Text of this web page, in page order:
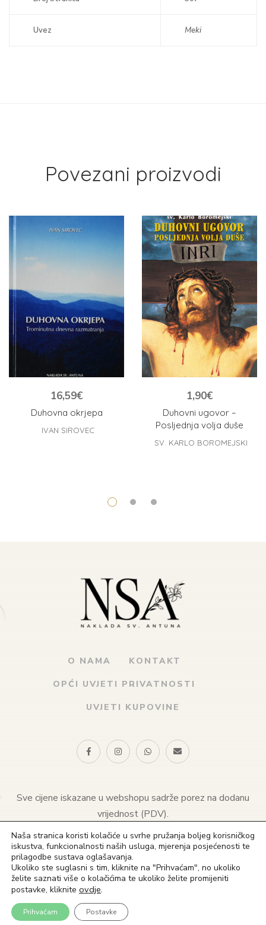
Uvez Meki
Povezani proizvodi
Duhovna okrjepa
16,59€
IVAN SIROVEC
Duhovni ugovor –
Posljednja volja duše
1,90€
SV. KARLO BOROMEJSKI
O NAMA KONTAKT
OPĆI UVJETI PRIVATNOSTI
UVJETI KUPOVINE
Sve cijene iskazane u webshopu sadrže porez na dodanu
vrijednost (PDV).
© 2021 Naklada sv. Antuna. Sva prava pridržana
(+385) 1 4828 823
(+385) 91 4828 823
in**@ns*.hr
Naša stranica koristi kolačiće u svrhe pružanja boljeg korisničkog
iskustva, funkcionalnosti naših usluga, mjerenja posjećenosti te
prilagodbe sustava oglašavanja.
Ukoliko ste suglasni s tim, kliknite na "Prihvaćam", no ukoliko
želite saznati više o kolačićima te ukoliko želite promijeniti
postavke, kliknite ovdje.
Prihvaćam Postavke